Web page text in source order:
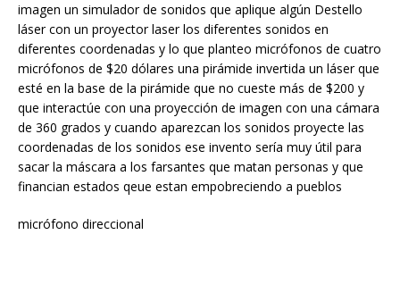
imagen un simulador de sonidos que aplique algún Destello
láser con un proyector laser los diferentes sonidos en
diferentes coordenadas y lo que planteo micrófonos de cuatro
micrófonos de $20 dólares una pirámide invertida un láser que
esté en la base de la pirámide que no cueste más de $200 y
que interactúe con una proyección de imagen con una cámara
de 360 grados y cuando aparezcan los sonidos proyecte las
coordenadas de los sonidos ese invento sería muy útil para
sacar la máscara a los farsantes que matan personas y que
financian estados qeue estan empobreciendo a pueblos
micrófono direccional